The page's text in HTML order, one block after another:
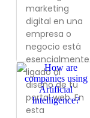
marketing
digital en una
empresa o
negocio está
esencialmente
ligado al
diseño de tu
portal web. En
esta